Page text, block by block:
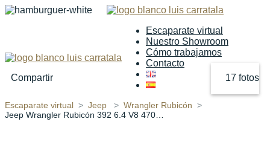
Escaparate virtual
Nuestro Showroom
Cómo trabajamos
Contacto
‹ ›
17 fotos
Compartir
Escaparate virtual Jeep
Wrangler Rubicón